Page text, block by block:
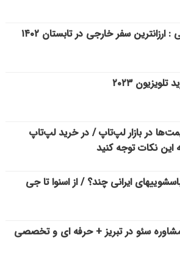
: ارزانترین سفر خارجی در تابستان ۱۴۰۲
۲۰۲۳
در بازار لپ‌تاپ / در خرید لپ‌تاپ
این نکات توجه کنید
ماشین لباسشویی‎های ایرانی چند؟ / از اسنوا تا جی
سئو در تبریز + حرفه ای و تخصصی